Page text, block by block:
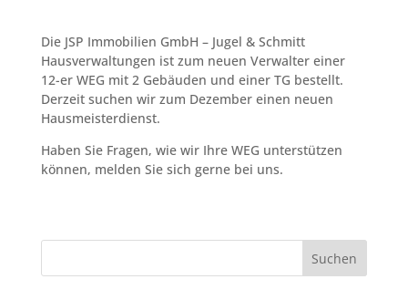
Die JSP Immobilien GmbH – Jugel & Schmitt
Hausverwaltungen ist zum neuen Verwalter einer
12-er WEG mit 2 Gebäuden und einer TG bestellt.
Derzeit suchen wir zum Dezember einen neuen
Hausmeisterdienst.
Haben Sie Fragen, wie wir Ihre WEG unterstützen
können, melden Sie sich gerne bei uns.